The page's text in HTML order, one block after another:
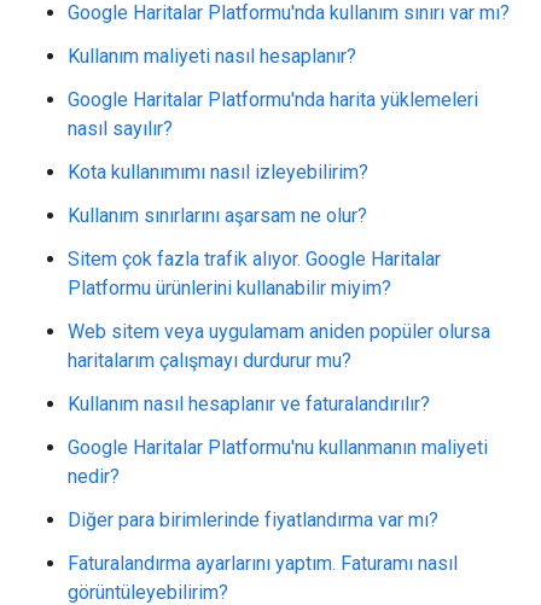
Google Haritalar Platformu'nda kullanım sınırı var mı?
Kullanım maliyeti nasıl hesaplanır?
Google Haritalar Platformu'nda harita yüklemeleri
nasıl sayılır?
Kota kullanımımı nasıl izleyebilirim?
Kullanım sınırlarını aşarsam ne olur?
Sitem çok fazla trafik alıyor. Google Haritalar
Platformu ürünlerini kullanabilir miyim?
Web sitem veya uygulamam aniden popüler olursa
haritalarım çalışmayı durdurur mu?
Kullanım nasıl hesaplanır ve faturalandırılır?
Google Haritalar Platformu'nu kullanmanın maliyeti
nedir?
Diğer para birimlerinde fiyatlandırma var mı?
Faturalandırma ayarlarını yaptım. Faturamı nasıl
görüntüleyebilirim?